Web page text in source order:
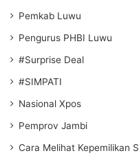
Pemkab Luwu
Pengurus PHBI Luwu
#Surprise Deal
#SIMPATI
Nasional Xpos
Pemprov Jambi
Cara Melihat Kepemilikan